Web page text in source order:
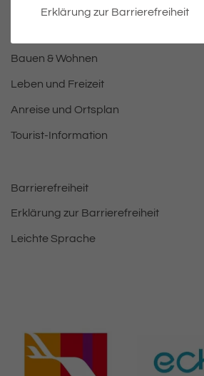
Öffnungszeiten Rathaus
Bauen & Wohnen
Leben und Freizeit
Anreise und Ortsplan
Tourist-Information
Barrierefreiheit
Erklärung zur Barrierefreiheit
Leichte Sprache
Erklärung zur Barrierefreiheit